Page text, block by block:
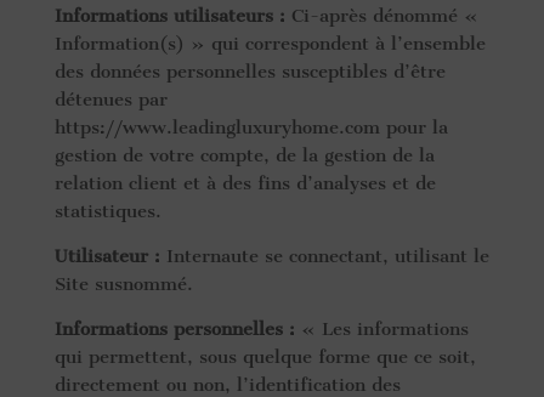
Informations utilisateurs : Ci-après dénommé «
Information(s) » qui correspondent à l’ensemble
des données personnelles susceptibles d’être
détenues par
https://www.leadingluxuryhome.com pour la
gestion de votre compte, de la gestion de la
relation client et à des fins d’analyses et de
statistiques.
Utilisateur : Internaute se connectant, utilisant le
Site susnommé.
Informations personnelles : « Les informations
qui permettent, sous quelque forme que ce soit,
directement ou non, l’identification des